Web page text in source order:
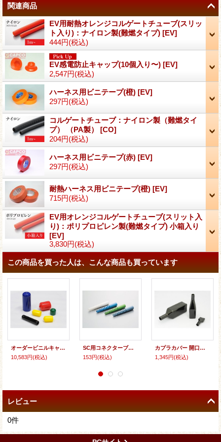
関連商品
EV用耐熱オレンジコルゲートチューブ(スリッ
ト入り)：ナイロン製(難燃タイプ) [EV]
444円(税込)
EV感電防止キャップ(10個入り〜) [EV]
2,547円(税込)
ハーネス用ビニテープ(橙) [EV]
297円(税込)
コルゲートチューブ：ナイロン製（難燃タイ
プ） （PA製） [CO]
204円(税込)
ハーネス用ビニテープ(赤) [EV]
297円(税込)
耐熱ハーネス用ビニテープ(橙) [EV]
715円(税込)
EV用オレンジコルゲートチューブ(スリット入
り)：ポリプロピレン製(難燃タイプ) 小箱入り
[EV]
3,830円(税込)
この商品を買った人は、こんな商品も買っています
オーダービニルキャップ内径34ミリ〜50ミリ長さ40ミリ（100個入り〜）
10,583円(税込)
SC用コネクターブーツ
153円(税込)
カプラカバー 開口部縦幅30ミリ以上 (10個入り〜)
1,345円(税込)
レビュー
0件